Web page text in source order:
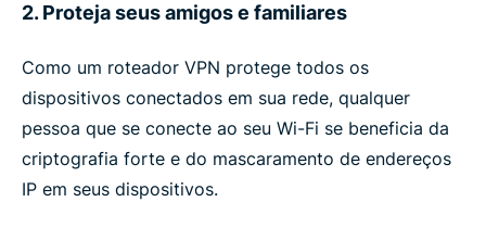
2. Proteja seus amigos e familiares
Como um roteador VPN protege todos os
dispositivos conectados em sua rede, qualquer
pessoa que se conecte ao seu Wi-Fi se beneficia da
criptografia forte e do mascaramento de endereços
IP em seus dispositivos.